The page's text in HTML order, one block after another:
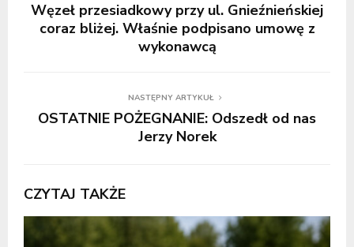
Węzeł przesiadkowy przy ul. Gnieźnieńskiej
coraz bliżej. Właśnie podpisano umowę z
wykonawcą
NASTĘPNY ARTYKUŁ
OSTATNIE POŻEGNANIE: Odszedł od nas
Jerzy Norek
CZYTAJ TAKŻE